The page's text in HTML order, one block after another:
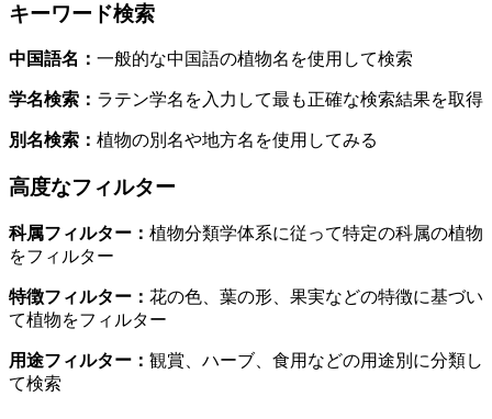
キーワード検索
中国語名 ： 一般的な中国語の植物名を使用して検索
学名検索 ： ラテン学名を入力して最も正確な検索結果を取得
別名検索 ： 植物の別名や地方名を使用してみる
高度なフィルター
科属フィルター ： 植物分類学体系に従って特定の科属の植物
をフィルター
特徴フィルター ： 花の色、葉の形、果実などの特徴に基づい
て植物をフィルター
用途フィルター ： 観賞、ハーブ、食用などの用途別に分類し
て検索